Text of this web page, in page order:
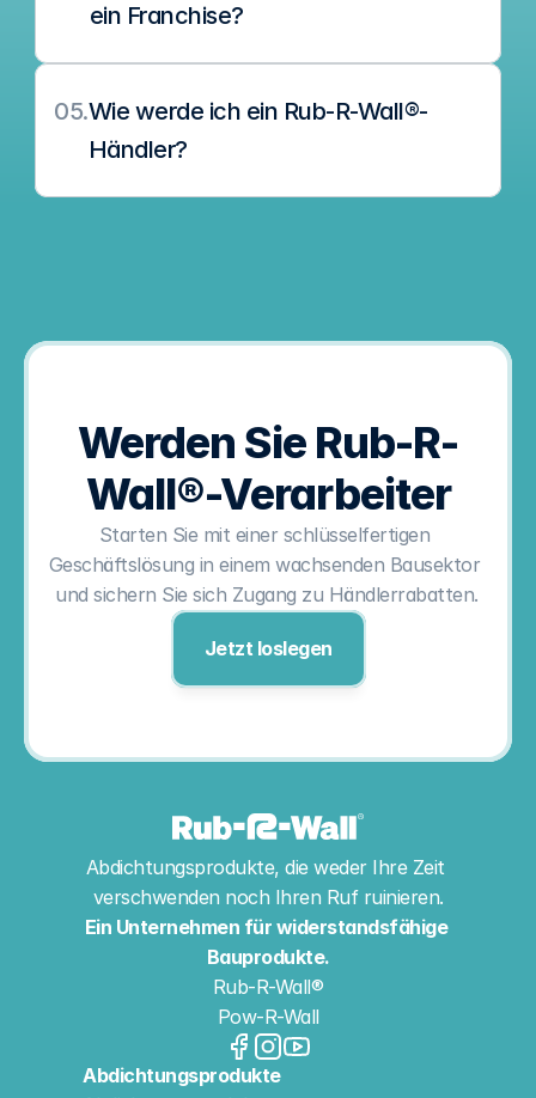
ein Franchise?
05.Wie werde ich ein Rub-R-Wall®-
Händler?
Werden Sie Rub-R-
Wall®-Verarbeiter
Starten Sie mit einer schlüsselfertigen
Geschäftslösung in einem wachsenden Bausektor
und sichern Sie sich Zugang zu Händlerrabatten.
Jetzt loslegen
Abdichtungsprodukte, die weder Ihre Zeit
verschwenden noch Ihren Ruf ruinieren.
Ein Unternehmen für widerstandsfähige
Bauprodukte.
Rub-R-Wall®
Pow-R-Wall
Abdichtungsprodukte